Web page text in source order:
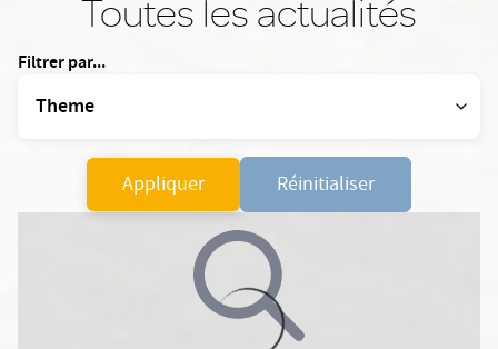
Toutes les actualités
Filtrer par...
Appliquer Réinitialiser